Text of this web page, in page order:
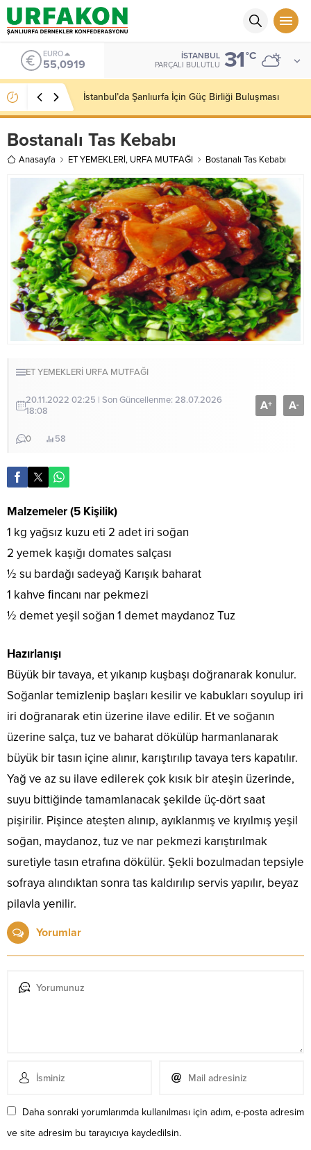
ALTIN
6.525,81
İSTANBUL
PARÇALI BULUTLU 31°C
Kaymakamımız Sayın Niyazi Erten’e Hayırlı Olsun
Ziyareti Gerçekleştirdik
Bostanalı Tas Kebabı
Anasayfa ET YEMEKLERİ, URFA MUTFAĞI Bostanalı Tas Kebabı
ET YEMEKLERİ URFA MUTFAĞI
20.11.2022 02:25 | Son Güncellenme: 28.07.2026
18:08
0 58
A+ A-
Malzemeler (5 Kişilik)
1 kg yağsız kuzu eti 2 adet iri soğan
2 yemek kaşığı domates salçası
½ su bardağı sadeyağ Karışık baharat
1 kahve ﬁncanı nar pekmezi
½ demet yeşil soğan 1 demet maydanoz Tuz
Hazırlanışı
Büyük bir tavaya, et yıkanıp kuşbaşı doğranarak konulur.
Soğanlar temizlenip başları kesilir ve kabukları soyulup iri
iri doğranarak etin üzerine ilave edilir. Et ve soğanın
üzerine salça, tuz ve baharat dökülüp harmanlanarak
büyük bir tasın içine alınır, karıştırılıp tavaya ters kapatılır.
Yağ ve az su ilave edilerek çok kısık bir ateşin üzerinde,
suyu bittiğinde tamamlanacak şekilde üç-dört saat
pişirilir. Pişince ateşten alınıp, ayıklanmış ve kıyılmış yeşil
soğan, maydanoz, tuz ve nar pekmezi karıştırılmak
suretiyle tasın etrafına dökülür. Şekli bozulmadan tepsiyle
sofraya alındıktan sonra tas kaldırılıp servis yapılır, beyaz
pilavla yenilir.
Yorumlar
Daha sonraki yorumlarımda kullanılması için adım, e-posta adresim
ve site adresim bu tarayıcıya kaydedilsin.